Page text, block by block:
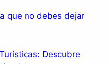
que no debes dejar